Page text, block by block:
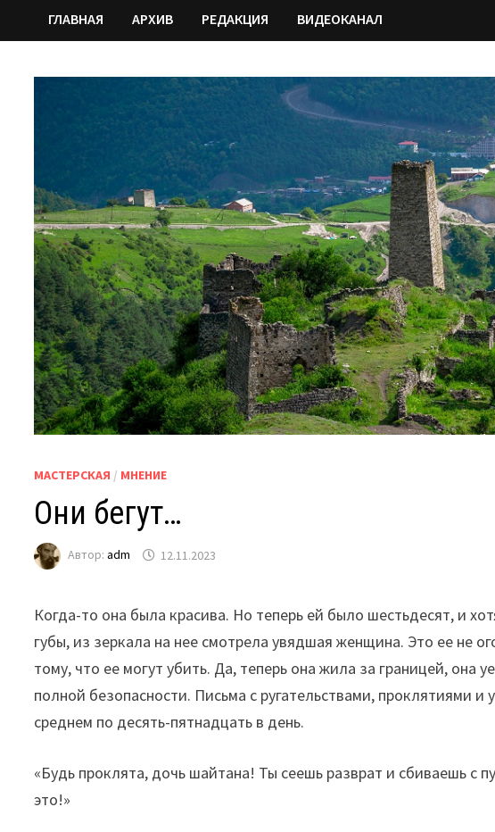
ГЛАВНАЯ АРХИВ РЕДАКЦИЯ ВИДЕОКАНАЛ
МАСТЕРСКАЯ / МНЕНИЕ
Они бегут…
Автор:adm 12.11.2023
Когда-то она была красива. Но теперь ей было шестьдесят, и
губы, из зеркала на нее смотрела увядшая женщина. Это ее не
тому, что ее могут убить. Да, теперь она жила за границей, она
полной безопасности. Письма с ругательствами, проклятиями
среднем по десять-пятнадцать в день.
«Будь проклята, дочь шайтана! Ты сеешь разврат и сбиваешь с
это!»